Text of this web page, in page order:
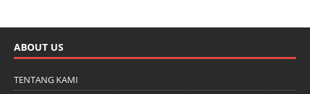
ABOUT US
TENTANG KAMI